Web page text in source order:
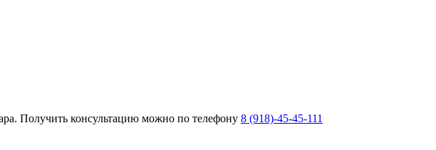
Получить консультацию можно по телефону 8 (918)-45-45-111